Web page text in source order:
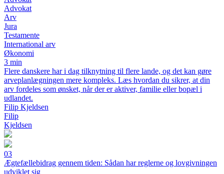
Advokat
Arv
Jura
Testamente
International arv
Økonomi
3 min
Flere danskere har i dag tilknytning til flere lande, og det kan gøre
arveplanlægningen mere kompleks. Læs hvordan du sikrer, at din
arv fordeles som ønsket, når der er aktiver, familie eller bopæl i
udlandet.
Filip Kjeldsen
Filip
Kjeldsen
03
Ægtefællebidrag gennem tiden: Sådan har reglerne og lovgivningen
udviklet sig